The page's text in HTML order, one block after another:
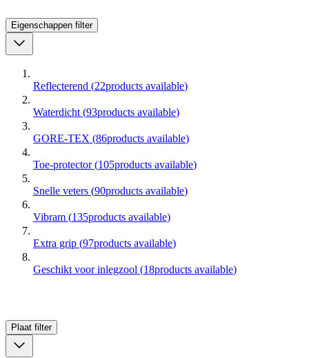
Eigenschappen filter
Reflecterend (22products available)
Waterdicht (93products available)
GORE-TEX (86products available)
Toe-protector (105products available)
Snelle veters (90products available)
Vibram (135products available)
Extra grip (97products available)
Geschikt voor inlegzool (18products available)
Plaat filter